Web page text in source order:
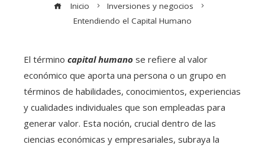
Inicio
Inversiones y negocios
Entendiendo el Capital Humano
El término capital humano se refiere al valor
económico que aporta una persona o un grupo en
términos de habilidades, conocimientos, experiencias
y cualidades individuales que son empleadas para
generar valor. Esta noción, crucial dentro de las
ciencias económicas y empresariales, subraya la